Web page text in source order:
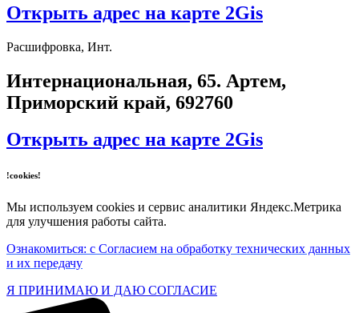
Открыть адрес на карте 2Gis
Расшифровка, Инт.
​Интернациональная, 65​. Артем,
Приморский край, 692760
Открыть адрес на карте 2Gis
!cookies!
Мы используем cookies и сервис аналитики Яндекс.Метрика
для улучшения работы сайта.
Ознакомиться: с Согласием на обработку технических данных
и их передачу
Я ПРИНИМАЮ И ДАЮ СОГЛАСИЕ